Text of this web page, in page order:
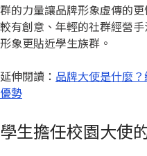
群的力量讓品牌形象虛傳的
較有創意、年輕的社群經營
形象更貼近學生族群。
延伸閱讀： 品牌大使是什麼
優勢
學生擔任校園大使